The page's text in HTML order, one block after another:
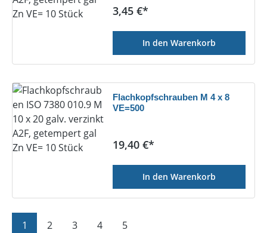
Regulärer Preis:
3,45 €*
In den Warenkorb
Flachkopfschrauben M 4 x 8
VE=500
Regulärer Preis:
19,40 €*
In den Warenkorb
Seite
1 Seite
2 Seite
3 Seite
4 Seite
5